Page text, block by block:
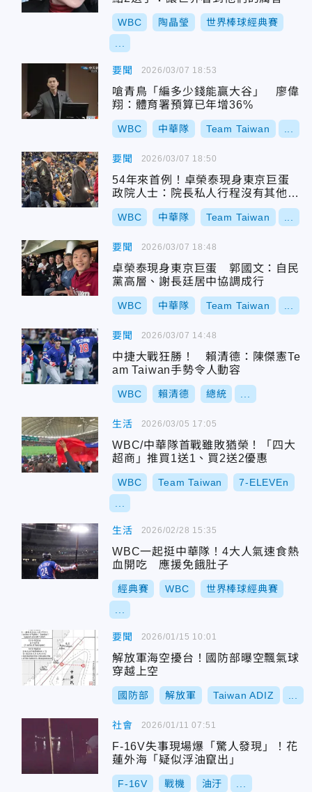
WBC 陶晶瑩 世界棒球經典賽
要聞
嗆青鳥「編多少錢能贏大谷」 廖偉
翔：體育署預算已年增36%
WBC 中華隊 Team Taiwan
2026/03/07 18:53
要聞
54年來首例！卓榮泰現身東京巨蛋
政院人士：院長私人行程沒有其他評
論
WBC 中華隊 Team Taiwan
2026/03/07 18:50
要聞
卓榮泰現身東京巨蛋 郭國文：自民
黨高層、謝長廷居中協調成行
WBC 中華隊 Team Taiwan
2026/03/07 18:48
要聞
中捷大戰狂勝！ 賴清德：陳傑憲Te
am Taiwan手勢令人動容
WBC 賴清德 總統
2026/03/07 14:48
生活
WBC/中華隊首戰雖敗猶榮！「四大
超商」推買1送1、買2送2優惠
WBC Team Taiwan 7-ELEVEn
2026/03/05 17:05
生活
WBC一起挺中華隊！4大人氣速食熱
血開吃 應援免餓肚子
經典賽 WBC 世界棒球經典賽
2026/02/28 15:35
要聞
解放軍海空擾台！國防部曝空飄氣球
穿越上空
國防部 解放軍 Taiwan ADIZ
2026/01/15 10:01
社會
F-16V失事現場爆「驚人發現」！花
蓮外海「疑似浮油竄出」
F-16V 戰機 油汙
2026/01/11 07:51